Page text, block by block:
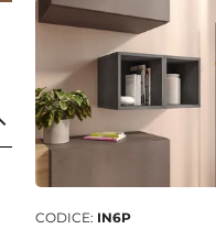
CODICE: IN6P